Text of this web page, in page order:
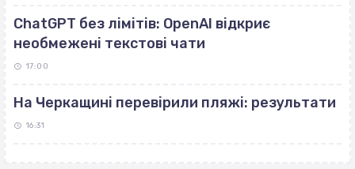
ChatGPT без лімітів: OpenAI відкриє
необмежені текстові чати
17:00
На Черкащині перевірили пляжі: результати
16:31